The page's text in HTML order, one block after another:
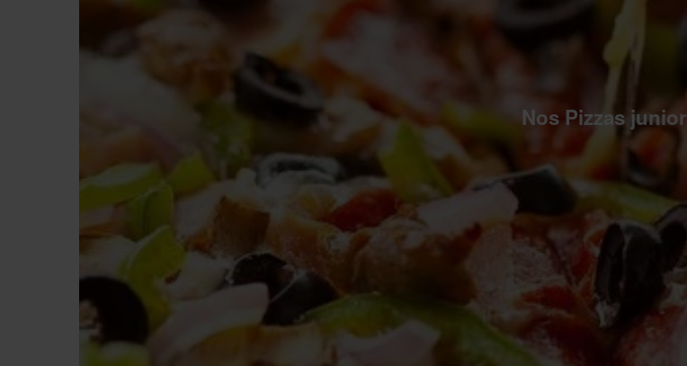
Nos Pizzas junior